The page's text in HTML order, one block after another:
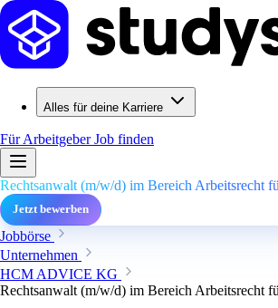
Alles für deine Karriere
Für ArbeitgeberJob finden
Rechtsanwalt (m/w/d) im Bereich Arbeitsrecht
Jetzt bewerben
Jobbörse
Unternehmen
HCM ADVICE KG
Rechtsanwalt (m/w/d) im Bereich Arbeitsrecht